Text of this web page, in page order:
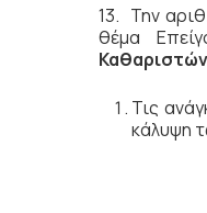
13. Την
θέμα
Τις
κάλυψη